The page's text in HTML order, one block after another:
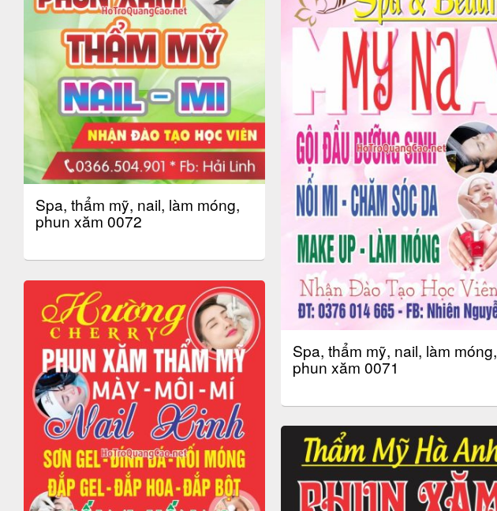
Spa, thẩm mỹ, nail, làm móng,
phun xăm 0072
Spa, thẩm mỹ, nail, làm móng,
phun xăm 0071